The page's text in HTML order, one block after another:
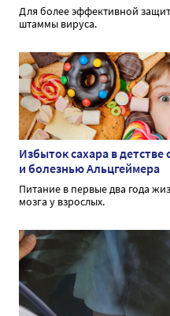
Для более эффективной
штаммы вируса.
Избыток сахара в детстве
и болезнью Альцгеймера
Питание в первые два года
мозга у взрослых.